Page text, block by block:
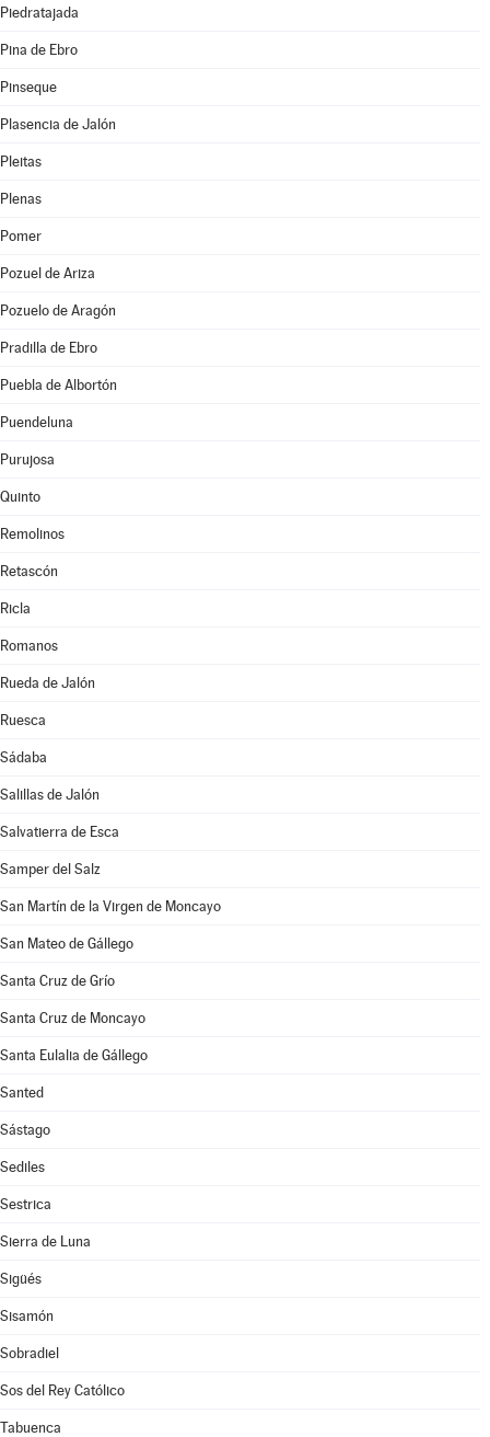
Piedratajada
Pina de Ebro
Pinseque
Plasencia de Jalón
Pleitas
Plenas
Pomer
Pozuel de Ariza
Pozuelo de Aragón
Pradilla de Ebro
Puebla de Albortón
Puendeluna
Purujosa
Quinto
Remolinos
Retascón
Ricla
Romanos
Rueda de Jalón
Ruesca
Sádaba
Salillas de Jalón
Salvatierra de Esca
Samper del Salz
San Martín de la Virgen de Moncayo
San Mateo de Gállego
Santa Cruz de Grío
Santa Cruz de Moncayo
Santa Eulalia de Gállego
Santed
Sástago
Sediles
Sestrica
Sierra de Luna
Sigüés
Sisamón
Sobradiel
Sos del Rey Católico
Tabuenca